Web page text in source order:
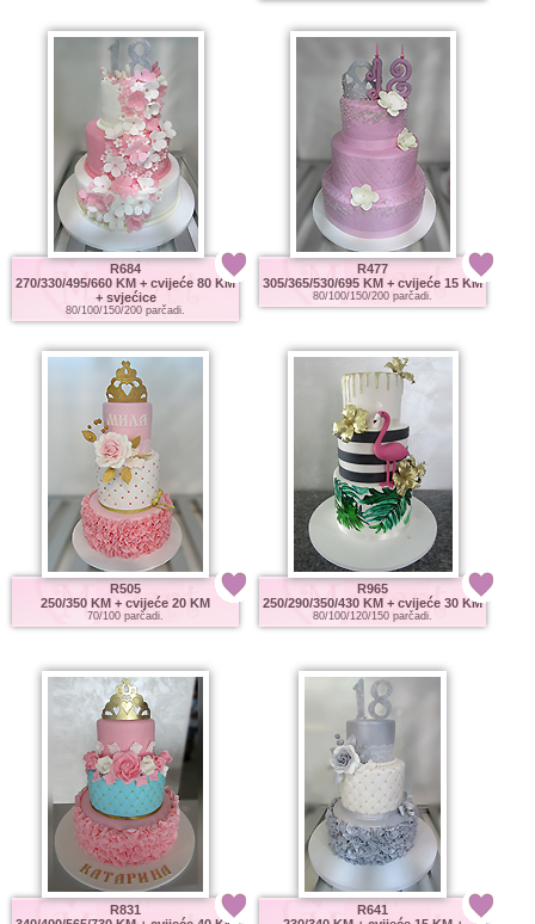
R684
270/330/495/660 KM + cvijeće 80 KM
+ svjećice
80/100/150/200 parčadi.
R477
305/365/530/695 KM + cvijeće 15 KM
80/100/150/200 parčadi.
R505
250/350 KM + cvijeće 20 KM
70/100 parčadi.
R965
250/290/350/430 KM + cvijeće 30 KM
80/100/120/150 parčadi.
R831
R641